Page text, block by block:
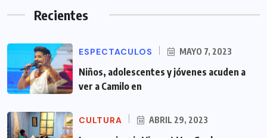
Recientes
ESPECTACULOS MAYO 7, 2023
Niños, adolescentes y jóvenes acuden a
ver a Camilo en
CULTURA ABRIL 29, 2023